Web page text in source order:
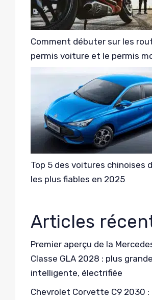
Comment débuter sur les
permis voiture et le permis
Top 5 des voitures chinoises
les plus fiables en 2025
Articles
Premier aperçu de la
Classe GLA 2028 : plus
intelligente, électrifiée
Chevrolet Corvette C9 2030